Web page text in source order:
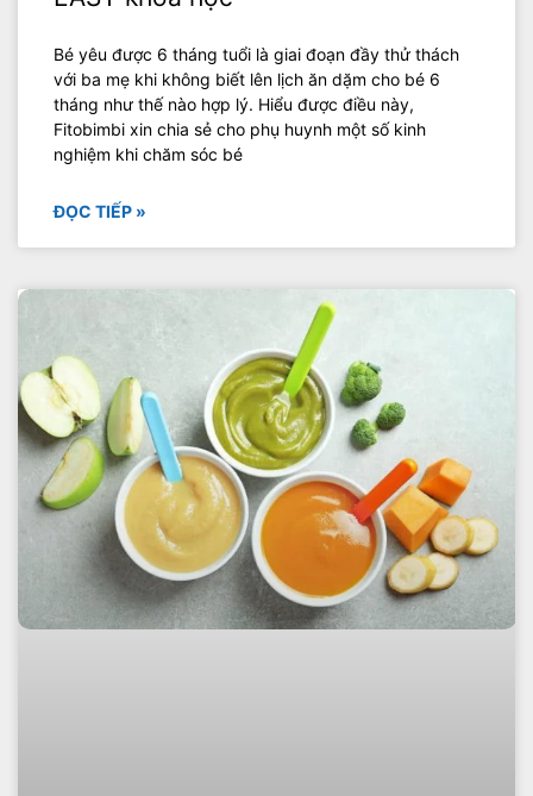
Bé yêu được 6 tháng tuổi là giai đoạn đầy thử thách
với ba mẹ khi không biết lên lịch ăn dặm cho bé 6
tháng như thế nào hợp lý. Hiểu được điều này,
Fitobimbi xin chia sẻ cho phụ huynh một số kinh
nghiệm khi chăm sóc bé
ĐỌC TIẾP »